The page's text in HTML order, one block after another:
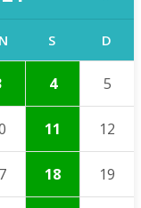
S D
4 5
11 12
18 19